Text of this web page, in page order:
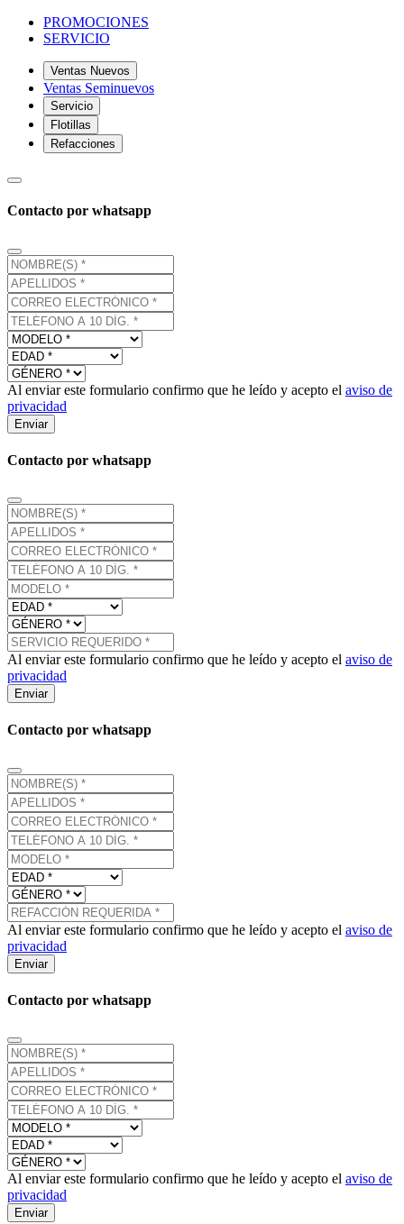
PROMOCIONES
SERVICIO
Ventas Nuevos
Ventas Seminuevos
Servicio
Flotillas
Refacciones
Contacto por whatsapp
Al enviar este formulario confirmo que he leído y acepto el aviso de
privacidad
Enviar
Contacto por whatsapp
Al enviar este formulario confirmo que he leído y acepto el aviso de
privacidad
Enviar
Contacto por whatsapp
Al enviar este formulario confirmo que he leído y acepto el aviso de
privacidad
Enviar
Contacto por whatsapp
Al enviar este formulario confirmo que he leído y acepto el aviso de
privacidad
Enviar